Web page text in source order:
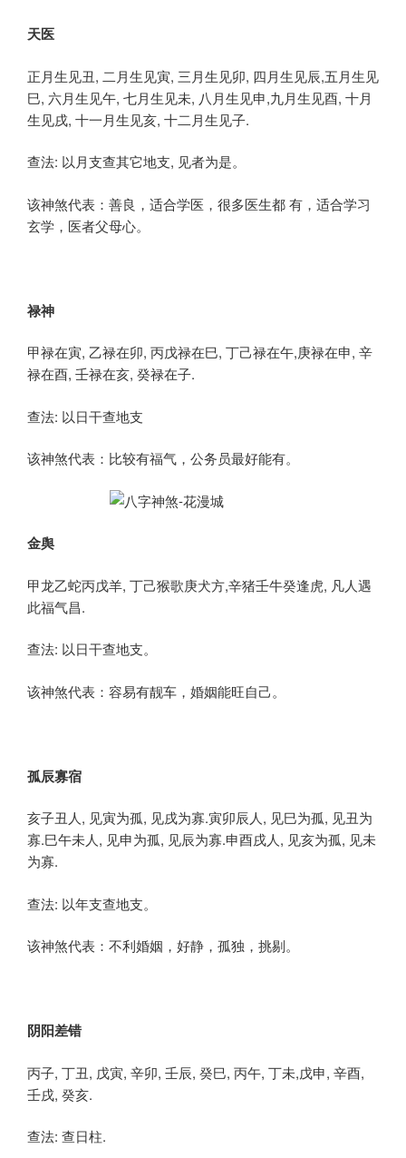
天医
正月生见丑, 二月生见寅, 三月生见卯, 四月生见辰,五月生见
巳, 六月生见午, 七月生见未, 八月生见申,九月生见酉, 十月
生见戌, 十一月生见亥, 十二月生见子.
查法: 以月支查其它地支, 见者为是。
该神煞代表：善良，适合学医，很多医生都 有，适合学习
玄学，医者父母心。
禄神
甲禄在寅, 乙禄在卯, 丙戊禄在巳, 丁己禄在午,庚禄在申, 辛
禄在酉, 壬禄在亥, 癸禄在子.
查法: 以日干查地支
该神煞代表：比较有福气，公务员最好能有。
金舆
甲龙乙蛇丙戊羊, 丁己猴歌庚犬方,辛猪壬牛癸逢虎, 凡人遇
此福气昌.
查法: 以日干查地支。
该神煞代表：容易有靓车，婚姻能旺自己。
孤辰寡宿
亥子丑人, 见寅为孤, 见戌为寡.寅卯辰人, 见巳为孤, 见丑为
寡.巳午未人, 见申为孤, 见辰为寡.申酉戌人, 见亥为孤, 见未
为寡.
查法: 以年支查地支。
该神煞代表：不利婚姻，好静，孤独，挑剔。
阴阳差错
丙子, 丁丑, 戊寅, 辛卯, 壬辰, 癸巳, 丙午, 丁未,戊申, 辛酉,
壬戌, 癸亥.
查法: 查日柱.